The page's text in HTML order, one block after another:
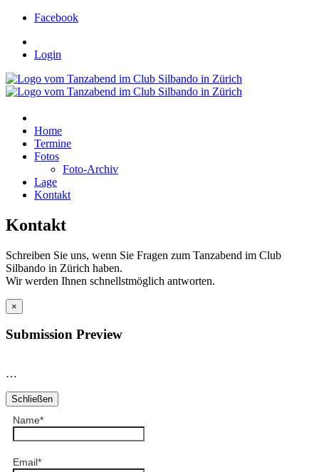
Facebook
Login
Home
Termine
Fotos
Foto-Archiv
Lage
Kontakt
Kontakt
Schreiben Sie uns, wenn Sie Fragen zum Tanzabend im Club
Silbando in Zürich haben.
Wir werden Ihnen schnellstmöglich antworten.
×
Submission Preview
…
Schließen
Name*
Email*